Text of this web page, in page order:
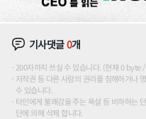
기사댓글0개
200자까지 쓰실 수 있습니다. (현재 0 byte
저작권 등 다른 사람의 권리를 침해하거나
수 있습니다.
타인에게 불쾌감을 주는 욕설 등 비하하는
단에 의해 삭제 합니다.